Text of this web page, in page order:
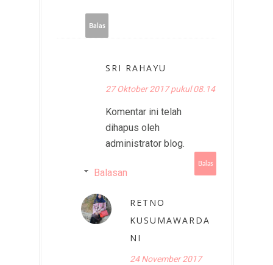
Balas
SRI RAHAYU
27 Oktober 2017 pukul 08.14
Komentar ini telah
dihapus oleh
administrator blog.
Balas
Balasan
RETNO
KUSUMAWARDA
NI
24 November 2017